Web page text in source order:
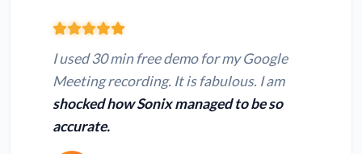
I used 30 min free demo for my Google
Meeting recording. It is fabulous. I am
shocked how Sonix managed to be so
accurate.